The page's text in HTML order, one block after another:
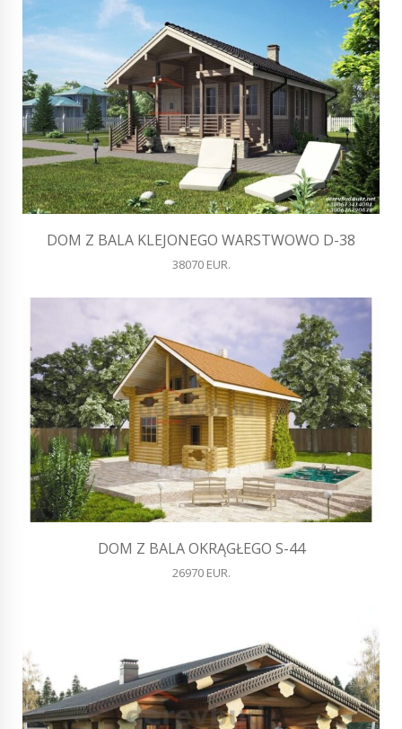
DOM Z BALA KLEJONEGO WARSTWOWO D-38
38070 EUR.
DOM Z BALA OKRĄGŁEGO S-44
26970 EUR.